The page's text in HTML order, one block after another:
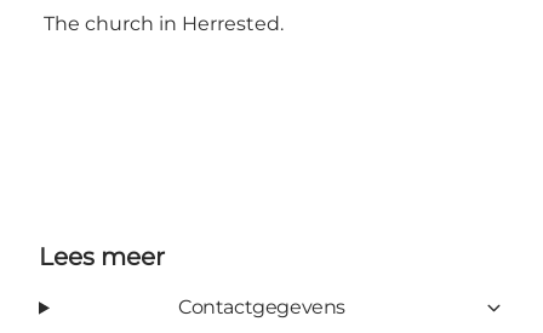
The church in Herrested.
Lees meer
Contactgegevens